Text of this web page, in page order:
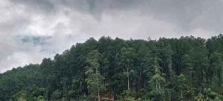
Comportamiento en público: El comportamiento en
público también es importante en la India. Evite hacer
ruido en lugares públicos, como templos y mezquitas, y
respete las normas de conducta establecidas en cada
lugar.
En resumen, la India es un destino turístico fascinante,
pero es importante tener en cuenta las costumbres